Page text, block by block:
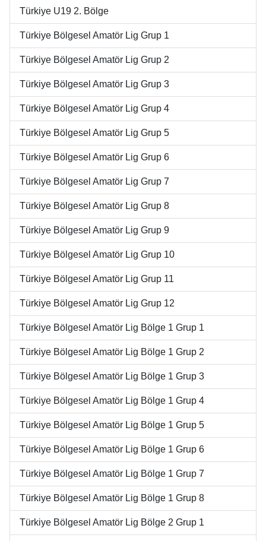
Türkiye U19 2. Bölge
Türkiye Bölgesel Amatör Lig Grup 1
Türkiye Bölgesel Amatör Lig Grup 2
Türkiye Bölgesel Amatör Lig Grup 3
Türkiye Bölgesel Amatör Lig Grup 4
Türkiye Bölgesel Amatör Lig Grup 5
Türkiye Bölgesel Amatör Lig Grup 6
Türkiye Bölgesel Amatör Lig Grup 7
Türkiye Bölgesel Amatör Lig Grup 8
Türkiye Bölgesel Amatör Lig Grup 9
Türkiye Bölgesel Amatör Lig Grup 10
Türkiye Bölgesel Amatör Lig Grup 11
Türkiye Bölgesel Amatör Lig Grup 12
Türkiye Bölgesel Amatör Lig Bölge 1 Grup 1
Türkiye Bölgesel Amatör Lig Bölge 1 Grup 2
Türkiye Bölgesel Amatör Lig Bölge 1 Grup 3
Türkiye Bölgesel Amatör Lig Bölge 1 Grup 4
Türkiye Bölgesel Amatör Lig Bölge 1 Grup 5
Türkiye Bölgesel Amatör Lig Bölge 1 Grup 6
Türkiye Bölgesel Amatör Lig Bölge 1 Grup 7
Türkiye Bölgesel Amatör Lig Bölge 1 Grup 8
Türkiye Bölgesel Amatör Lig Bölge 2 Grup 1